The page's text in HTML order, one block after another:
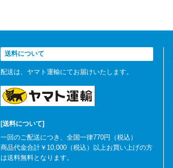
送料について
配送は、ヤマト運輸にてお届けいたします。
[送料について]
一回のご配送につき、全国一律770円（税込）
商品代金合計￥10,000（税込）以上お買い上げの方
は送料無料となります。